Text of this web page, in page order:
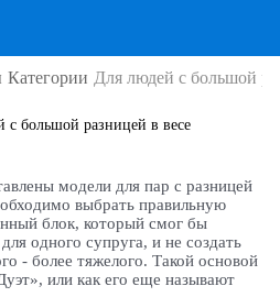
Категории Для людей с большой
с большой разницей в весе
модели для пар с разницей
выбрать правильную
блок, который смог бы
одного супруга, и не создать
- более тяжелого. Такой основой
или как его еще называют